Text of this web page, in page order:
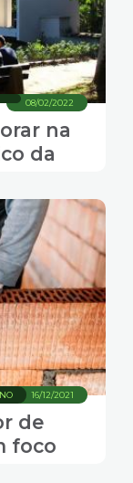
08/02/2022
na
da
16/12/2021
de
foco